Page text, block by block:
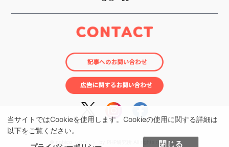
当サイトではCookieを使用します。Cookieの使用に関する詳細は
以下をご覧ください。
閉じる
© nobico（のびこ） by PHP研究所 All rights reserved.